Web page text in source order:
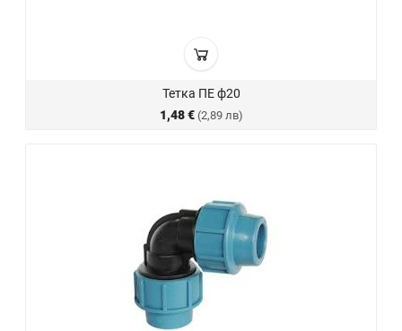
Тетка ПЕ ф20
1,48 € (2,89 лв)